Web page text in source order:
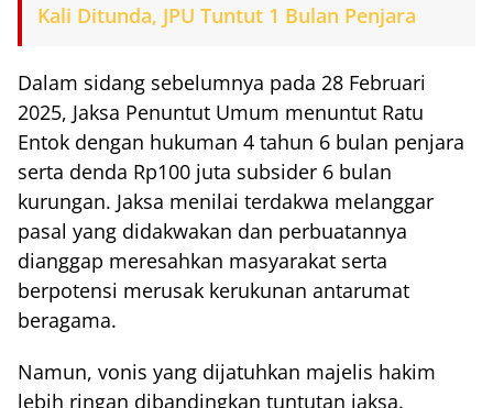
Kali Ditunda, JPU Tuntut 1 Bulan Penjara
Dalam sidang sebelumnya pada 28 Februari
2025, Jaksa Penuntut Umum menuntut Ratu
Entok dengan hukuman 4 tahun 6 bulan penjara
serta denda Rp100 juta subsider 6 bulan
kurungan. Jaksa menilai terdakwa melanggar
pasal yang didakwakan dan perbuatannya
dianggap meresahkan masyarakat serta
berpotensi merusak kerukunan antarumat
beragama.
Namun, vonis yang dijatuhkan majelis hakim
lebih ringan dibandingkan tuntutan jaksa.